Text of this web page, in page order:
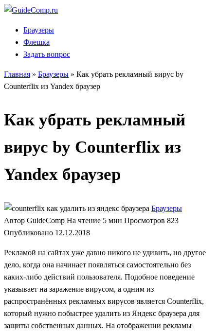
Перейти
содержанию
Браузеры
Флешка
Задать вопрос
Главная » Браузеры » Как убрать рекламный вирус by
Counterflix из Yandex браузер
Как убрать рекламный
вирус by Counterflix из
Yandex браузер
Браузеры
Автор GuideComp На чтение 5 мин Просмотров 823
Опубликовано 12.12.2018
Рекламой на сайтах уже давно никого не удивить, но другое
дело, когда она начинает появляться самостоятельно без
каких-либо действий пользователя. Подобное поведение
указывает на заражение вирусом, а одним из
распространённых рекламных вирусов является Counterflix,
который нужно побыстрее удалить из Яндекс браузера для
защиты собственных данных. На отображении рекламы